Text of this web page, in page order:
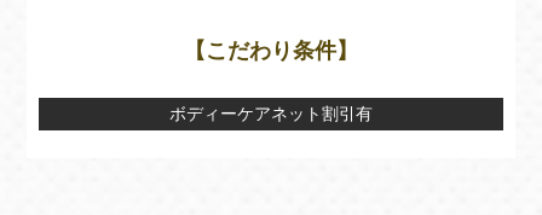
【こだわり条件】
ボディーケアネット割引有